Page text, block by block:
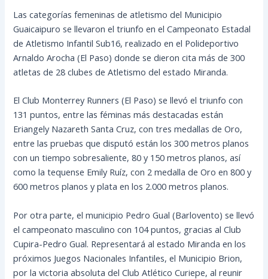
Las categorías femeninas de atletismo del Municipio
Guaicaipuro se llevaron el triunfo en el Campeonato Estadal
de Atletismo Infantil Sub16, realizado en el Polideportivo
Arnaldo Arocha (El Paso) donde se dieron cita más de 300
atletas de 28 clubes de Atletismo del estado Miranda.
El Club Monterrey Runners (El Paso) se llevó el triunfo con
131 puntos, entre las féminas más destacadas están
Eriangely Nazareth Santa Cruz, con tres medallas de Oro,
entre las pruebas que disputó están los 300 metros planos
con un tiempo sobresaliente, 80 y 150 metros planos, así
como la tequense Emily Ruíz, con 2 medalla de Oro en 800 y
600 metros planos y plata en los 2.000 metros planos.
Por otra parte, el municipio Pedro Gual (Barlovento) se llevó
el campeonato masculino con 104 puntos, gracias al Club
Cupira-Pedro Gual. Representará al estado Miranda en los
próximos Juegos Nacionales Infantiles, el Municipio Brion,
por la victoria absoluta del Club Atlético Curiepe, al reunir